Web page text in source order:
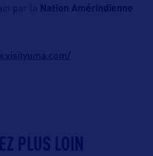
par la Nation Amérindienne
PLUS LOIN